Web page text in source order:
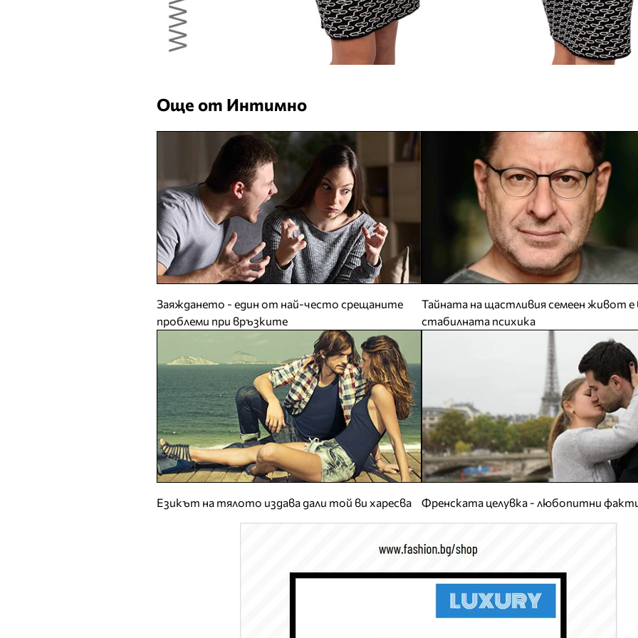
Още от Интимно
Заяждането - един от най-често срещаните
проблеми при връзките
Тайната на щастливия семеен живот е
стабилната психика
Езикът на тялото издава дали той ви харесва Френската целувка - любопитни